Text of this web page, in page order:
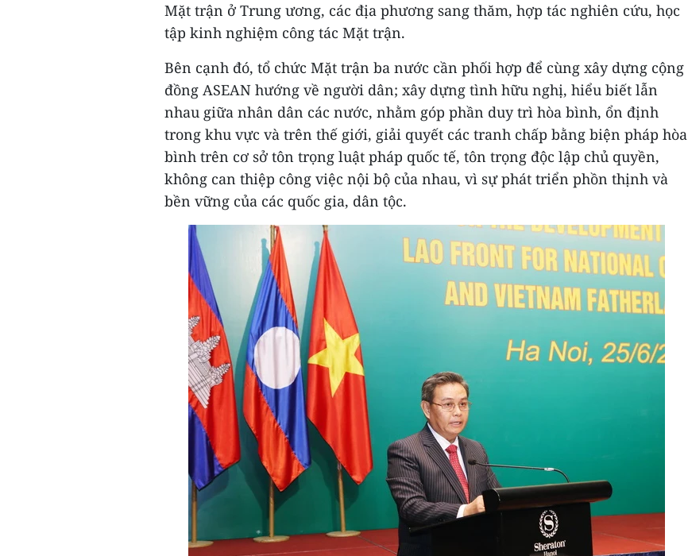
Mặt trận ở Trung ương, các địa phương sang thăm, hợp tác nghiên cứu, học
tập kinh nghiệm công tác Mặt trận.
Bên cạnh đó, tổ chức Mặt trận ba nước cần phối hợp để cùng xây dựng cộng
đồng ASEAN hướng về người dân; xây dựng tình hữu nghị, hiểu biết lẫn
nhau giữa nhân dân các nước, nhằm góp phần duy trì hòa bình, ổn định
trong khu vực và trên thế giới, giải quyết các tranh chấp bằng biện pháp hòa
bình trên cơ sở tôn trọng luật pháp quốc tế, tôn trọng độc lập chủ quyền,
không can thiệp công việc nội bộ của nhau, vì sự phát triển phồn thịnh và
bền vững của các quốc gia, dân tộc.